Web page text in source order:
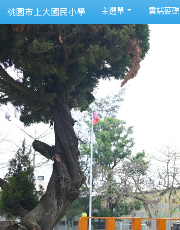
桃園市上大國民小學 主選單 雲端硬碟